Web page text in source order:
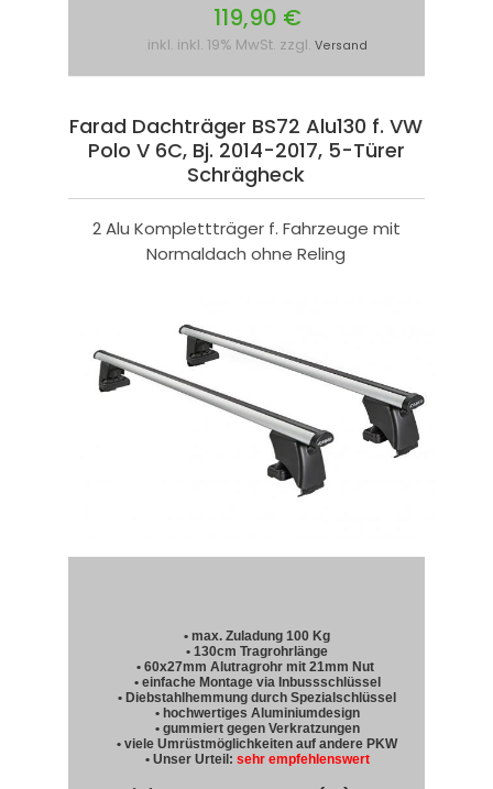
119,90 €
inkl. inkl. 19% MwSt. zzgl. Versand
Farad Dachträger BS72 Alu130 f. VW
Polo V 6C, Bj. 2014-2017, 5-Türer
Schrägheck
2 Alu Komplettträger f. Fahrzeuge mit
Normaldach ohne Reling
• max. Zuladung 100 Kg
• 130cm Tragrohrlänge
• 60x27mm Alutragrohr mit 21mm Nut
• einfache Montage via Inbussschlüssel
• Diebstahlhemmung durch Spezialschlüssel
• hochwertiges Aluminiumdesign
• gummiert gegen Verkratzungen
• viele Umrüstmöglichkeiten auf andere PKW
• Unser Urteil: sehr empfehlenswert